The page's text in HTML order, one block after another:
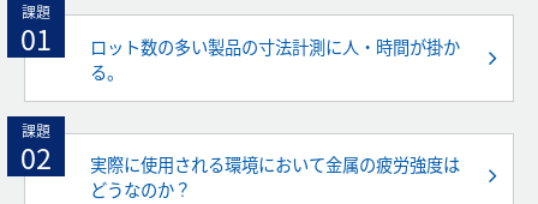
課題
01
ロット数の多い製品の寸法計測に人・時間が掛か
る。
課題
02
実際に使用される環境において金属の疲労強度は
どうなのか？